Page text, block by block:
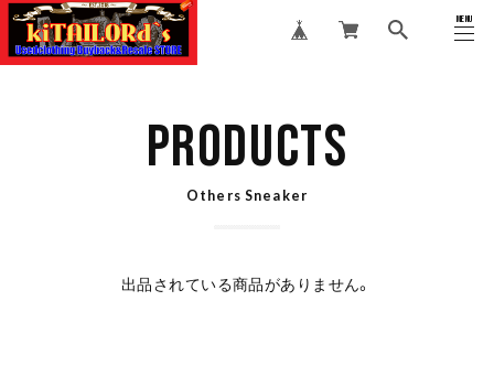
MENU
CLOSE
PRODUCTS
Others Sneaker
出品されている商品がありません。